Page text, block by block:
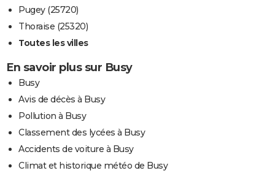
Pugey (25720)
Thoraise (25320)
Toutes les villes
En savoir plus sur Busy
Busy
Avis de décès à Busy
Pollution à Busy
Classement des lycées à Busy
Accidents de voiture à Busy
Climat et historique météo de Busy